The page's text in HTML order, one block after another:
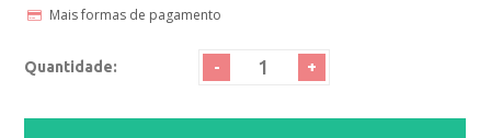
Mais formas de pagamento
Quantidade: +
-